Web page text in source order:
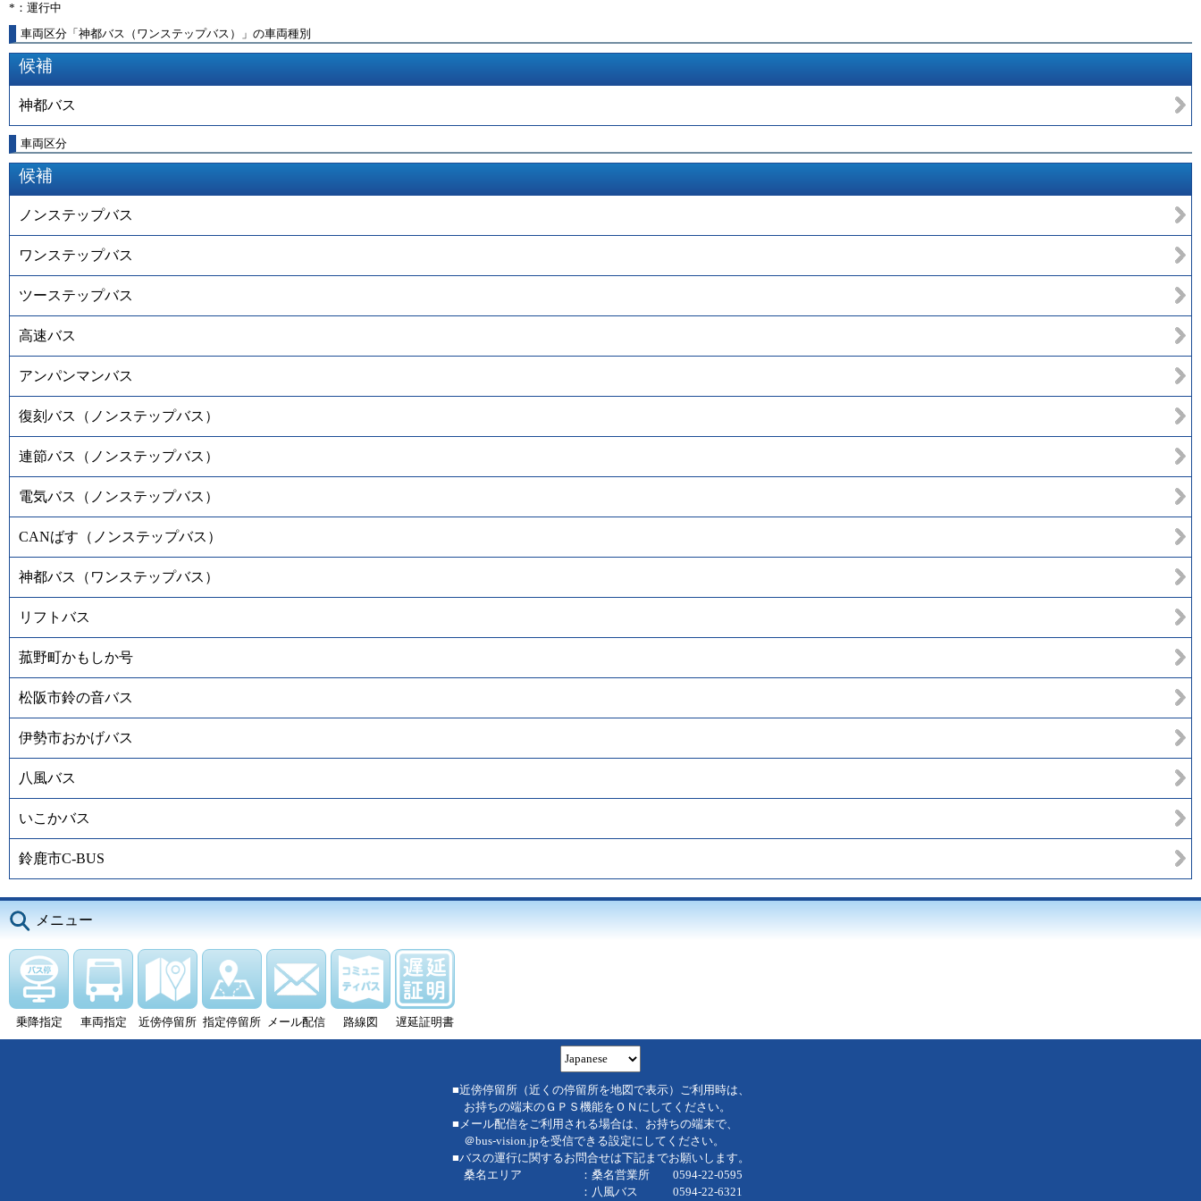
*：運行中
車両区分「神都バス（ワンステップバス）」の車両種別
候補
神都バス
車両区分
候補
ノンステップバス
ワンステップバス
ツーステップバス
高速バス
アンパンマンバス
復刻バス（ノンステップバス）
連節バス（ノンステップバス）
電気バス（ノンステップバス）
CANばす（ノンステップバス）
神都バス（ワンステップバス）
リフトバス
菰野町かもしか号
松阪市鈴の音バス
伊勢市おかげバス
八風バス
いこかバス
鈴鹿市C-BUS
メニュー
乗降指定 車両指定 近傍停留所 指定停留所 メール配信 路線図 遅延証明書
■近傍停留所（近くの停留所を地図で表示）ご利用時は、
お持ちの端末のＧＰＳ機能をＯＮにしてください。
■メール配信をご利用される場合は、お持ちの端末で、
＠bus-vision.jpを受信できる設定にしてください。
■バスの運行に関するお問合せは下記までお願いします。
桑名エリア ：桑名営業所 0594-22-0595
：八風バス 0594-22-6321